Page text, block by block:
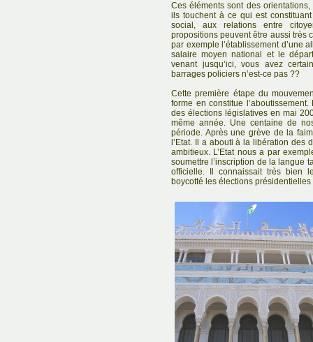
Ces éléments sont des
ils touchent à ce qui est
social, aux relations entre
propositions peuvent être aussi très
par exemple l’établissement d’une
salaire moyen national et le
venant jusqu’ici, vous avez
barrages policiers n’est-ce pas ??
Cette première étape du
forme en constitue
des élections législatives en mai
même année. Une centaine de
période. Après une grève de la
l’Etat. Il a abouti à la libération des
ambitieux. L’Etat nous a par
soumettre l’inscription de la langue
officielle. Il connaissait très bien
boycotté les élections